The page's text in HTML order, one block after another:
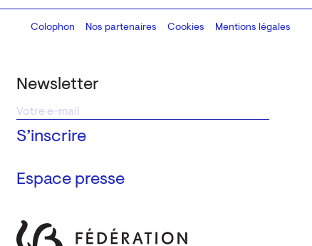
Newsletter
Espace presse
Colophon
Design:Marcel Kaczmarek, code:8080.studio
Nos partenaires Cookies Mentions légales